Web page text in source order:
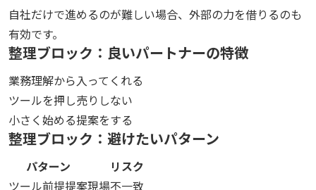
自社だけで進めるのが難しい場合、外部の力を借りるのも
有効です。
整理ブロック：良いパートナーの特徴
業務理解から入ってくれる
ツールを押し売りしない
小さく始める提案をする
整理ブロック：避けたいパターン
パターン
リスク
ツール前提提案現場不一致